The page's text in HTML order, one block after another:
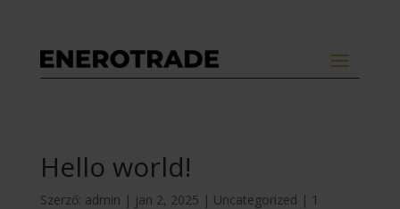
Hello world!
Szerző: admin | jan 2, 2025 | Uncategorized | 1